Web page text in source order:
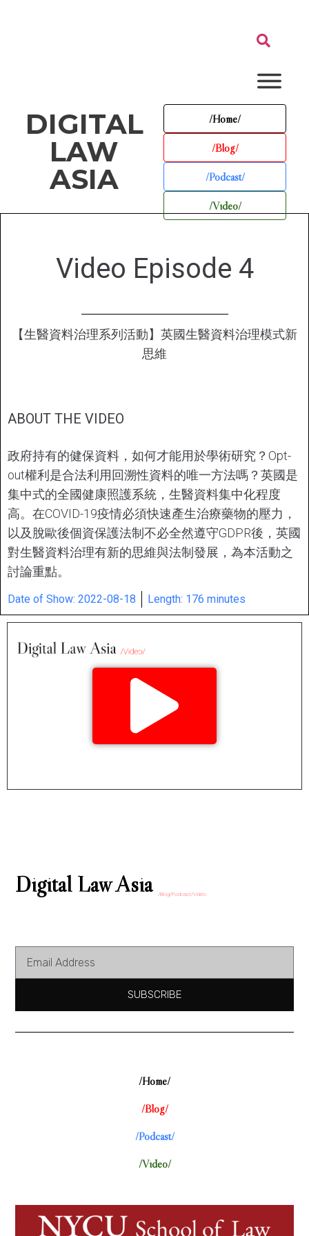
DIGITAL
LAW
ASIA
/Home/
/Blog/
/Podcast/
/Video/
Video Episode 4
【生醫資料治理系列活動】英國生醫資料治理模式新
思維
ABOUT THE VIDEO
政府持有的健保資料，如何才能用於學術研究？Opt-
out權利是合法利用回溯性資料的唯一方法嗎？英國是
集中式的全國健康照護系統，生醫資料集中化程度
高。在COVID-19疫情必須快速產生治療藥物的壓力，
以及脫歐後個資保護法制不必全然遵守GDPR後，英國
對生醫資料治理有新的思維與法制發展，為本活動之
討論重點。
Date of Show: 2022-08-18 Length: 176 minutes
Digital Law Asia /Blog/Podcast/Video
SUBSCRIBE
/Home/
/Blog/
/Podcast/
/Video/